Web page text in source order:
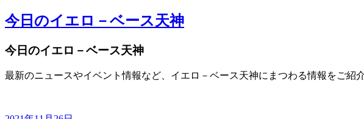
今日のイエロ－ベース天神
今日のイエロ－ベース天神
最新のニュースやイベント情報など、イエロ－ベース天神にまつわる情報をご紹介